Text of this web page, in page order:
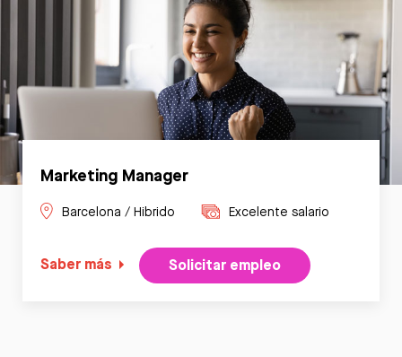
Marketing Manager
Barcelona / Hibrido Excelente salario
Saber más Solicitar empleo